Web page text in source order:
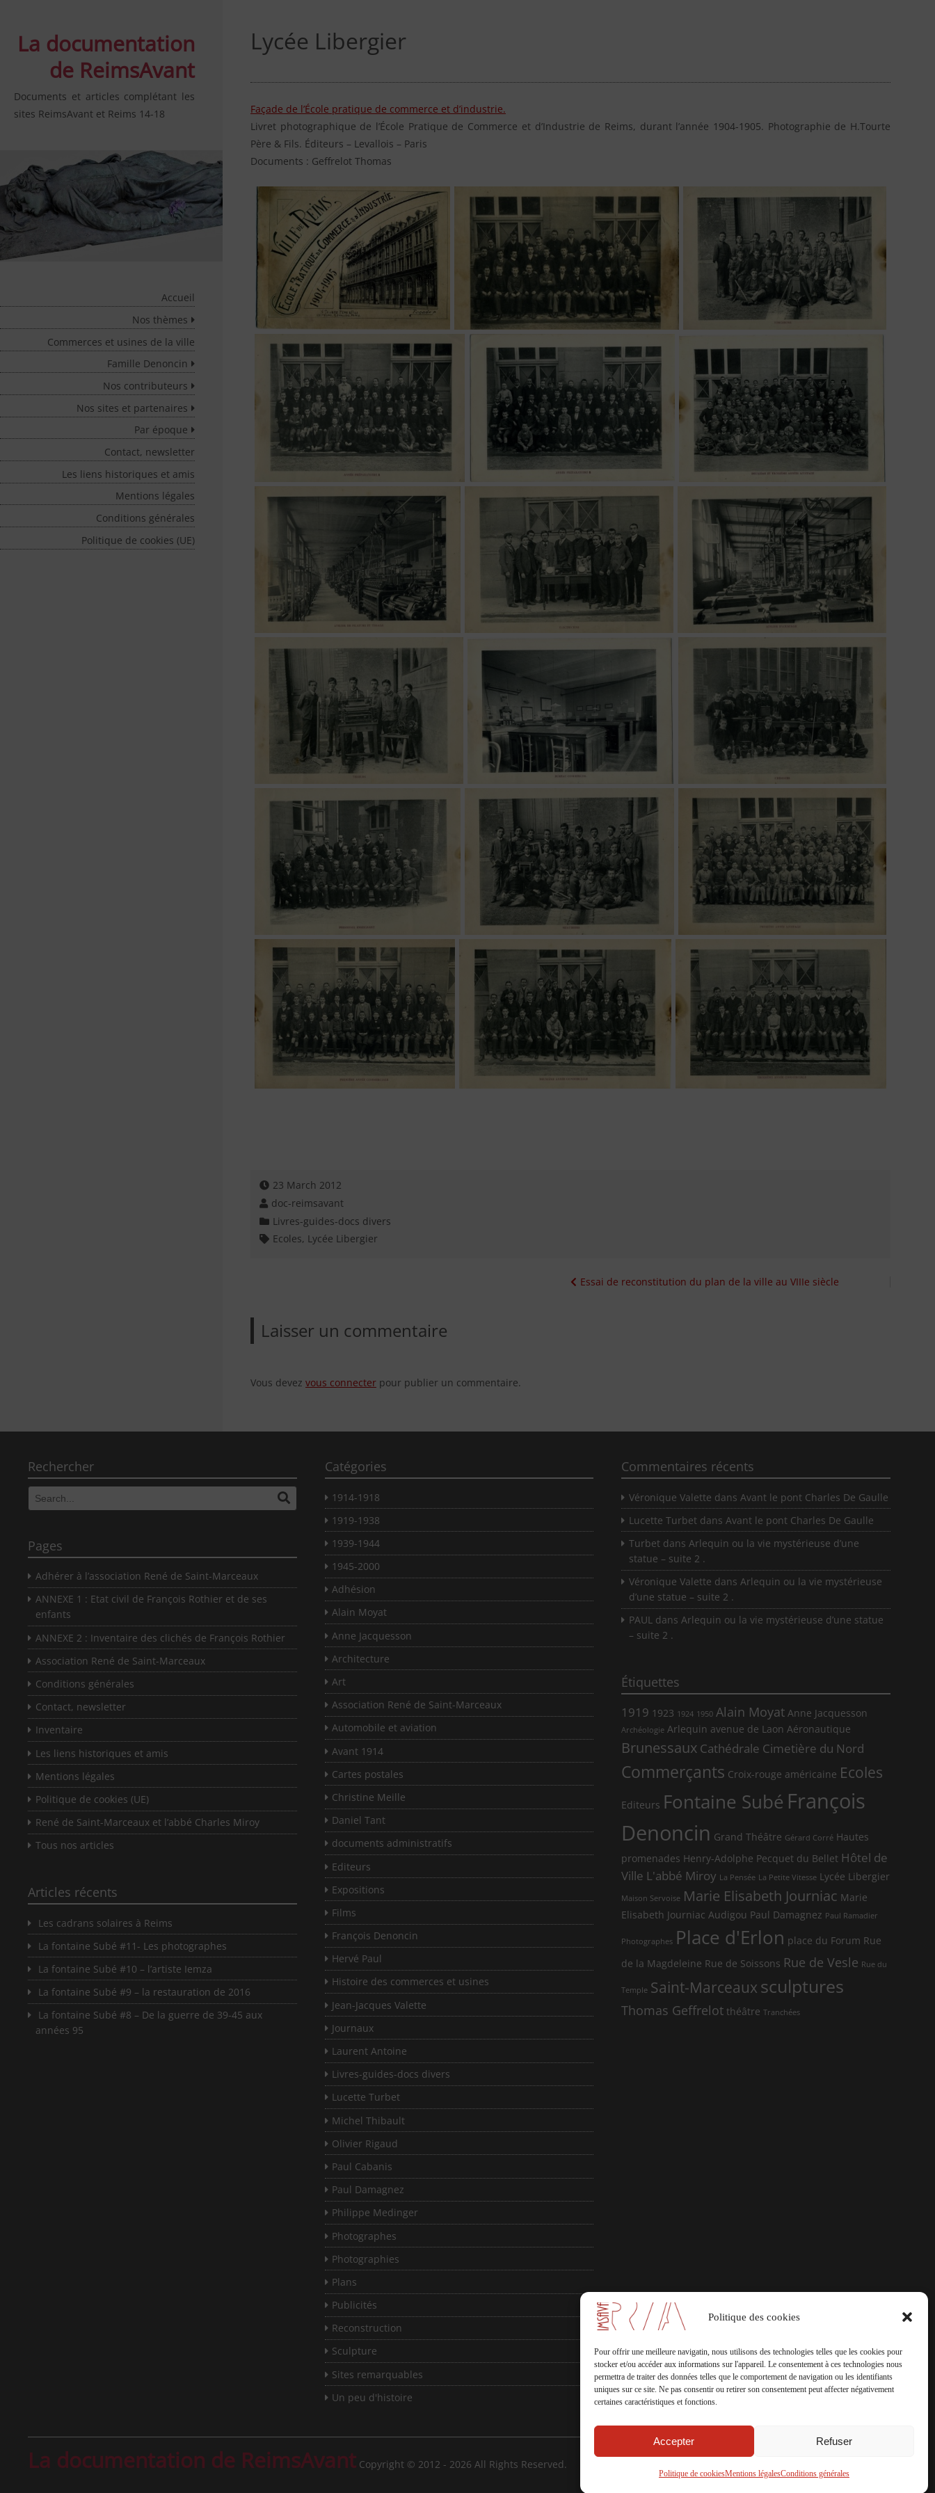
Politique des cookies
Pour offrir une meilleure navigatin, nous utilisons des technologies telles que les cookies pour
stocker et/ou accéder aux informations sur l'appareil. Le consentement à ces technologies nous
permettra de traiter des données telles que le comportement de navigation ou les identifiants
uniques sur ce site. Ne pas consentir ou retirer son consentement peut affecter négativement
certaines caractéristiques et fonctions.
Accepter Refuser
Politique de cookiesMentions légalesConditions générales
La documentation
de ReimsAvant
Documents et articles complétant les
sites ReimsAvant et Reims 14-18
Accueil
Nos thèmes
Commerces et usines de la ville
Famille Denoncin
Nos contributeurs
Nos sites et partenaires
Par époque
Contact, newsletter
Les liens historiques et amis
Mentions légales
Conditions générales
Politique de cookies (UE)
Lycée Libergier
Façade de l’École pratique de commerce et d’industrie.
Livret photographique de l’École Pratique de Commerce et d’Industrie de Reims, durant l’année 1904-1905. Photographie de H.Tourte
Père & Fils. Éditeurs – Levallois – Paris
Documents : Geffrelot Thomas
23 March 2012
doc-reimsavant
Livres-guides-docs divers
Ecoles, Lycée Libergier
l’article
Essai de reconstitution du plan de la ville au VIIIe siècle
Laisser un commentaire
Vous devez vous connecter pour publier un commentaire.
Rechercher
Search
for:
Search...
Pages
Adhérer à l’association René de Saint-Marceaux
ANNEXE 1 : Etat civil de François Rothier et de ses
enfants
ANNEXE 2 : Inventaire des clichés de François Rothier
Association René de Saint-Marceaux
Conditions générales
Contact, newsletter
Inventaire
Les liens historiques et amis
Mentions légales
Politique de cookies (UE)
René de Saint-Marceaux et l’abbé Charles Miroy
Tous nos articles
Articles récents
Les cadrans solaires à Reims
La fontaine Subé #11- Les photographes
La fontaine Subé #10 – l’artiste Iemza
La fontaine Subé #9 – la restauration de 2016
La fontaine Subé #8 – De la guerre de 39-45 aux
années 95
Catégories
1914-1918
1919-1938
1939-1944
1945-2000
Adhésion
Alain Moyat
Anne Jacquesson
Architecture
Art
Association René de Saint-Marceaux
Automobile et aviation
Avant 1914
Cartes postales
Christine Meille
Daniel Tant
documents administratifs
Editeurs
Expositions
Films
François Denoncin
Hervé Paul
Histoire des commerces et usines
Jean-Jacques Valette
Journaux
Laurent Antoine
Livres-guides-docs divers
Lucette Turbet
Michel Thibault
Olivier Rigaud
Paul Cabanis
Paul Damagnez
Philippe Medinger
Photographes
Photographies
Plans
Publicités
Reconstruction
Sculpture
Sites remarquables
Un peu d'histoire
Commentaires récents
Véronique Valette dans Avant le pont Charles De Gaulle
Lucette Turbetdans Avant le pont Charles De Gaulle
Turbetdans Arlequin ou la vie mystérieuse d’une
statue – suite 2 .
Véronique Valette dans Arlequin ou la vie mystérieuse
d’une statue – suite 2 .
PAULdans Arlequin ou la vie mystérieuse d’une statue
– suite 2 .
Étiquettes
1919 1923 1924 1950 Alain Moyat Anne Jacquesson
Archéologie Arlequin avenue de Laon Aéronautique
Brunessaux Cathédrale Cimetière du Nord
Commerçants Croix-rouge américaine Ecoles
Editeurs Fontaine Subé François
Denoncin Grand Théâtre Gérard Corré Hautes
promenades Henry-Adolphe Pecquet du Bellet Hôtel de
Ville L'abbé Miroy La Pensée La Petite Vitesse Lycée Libergier
Maison Servoise Marie Elisabeth Journiac Marie
Elisabeth Journiac Audigou Paul Damagnez Paul Ramadier
Photographes Place d'Erlon place du Forum Rue
de la Magdeleine Rue de Soissons Rue de Vesle Rue du
Temple Saint-Marceaux sculptures
Thomas Geffrelot théâtre Tranchées
La documentation de ReimsAvant Copyright © 2012 - 2026 All Rights Reserved.